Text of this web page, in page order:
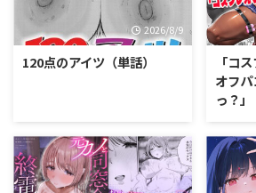
2026/8/9
120点のアイツ（単話）
「コ
オフ
っ？」